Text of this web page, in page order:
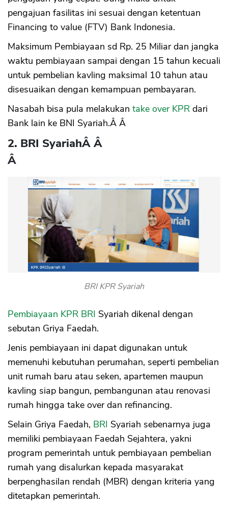
pengajuan fasilitas ini sesuai dengan ketentuan
Financing to value (FTV) Bank Indonesia.
Maksimum Pembiayaan sd Rp. 25 Miliar dan jangka
waktu pembiayaan sampai dengan 15 tahun kecuali
untuk pembelian kavling maksimal 10 tahun atau
disesuaikan dengan kemampuan pembayaran.
Nasabah bisa pula melakukan take over KPR dari
Bank lain ke BNI Syariah.Â Â
2. BRI SyariahÂ Â
Â
BRI KPR Syariah
Pembiayaan KPR BRI Syariah dikenal dengan
sebutan Griya Faedah.
Jenis pembiayaan ini dapat digunakan untuk
memenuhi kebutuhan perumahan, seperti pembelian
unit rumah baru atau seken, apartemen maupun
kavling siap bangun, pembangunan atau renovasi
rumah hingga take over dan refinancing.
Selain Griya Faedah, BRI Syariah sebenarnya juga
memiliki pembiayaan Faedah Sejahtera, yakni
program pemerintah untuk pembiayaan pembelian
rumah yang disalurkan kepada masyarakat
berpenghasilan rendah (MBR) dengan kriteria yang
ditetapkan pemerintah.